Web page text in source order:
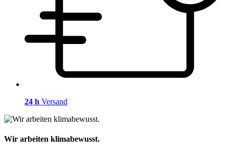
24 h Versand
Wir arbeiten klimabewusst.